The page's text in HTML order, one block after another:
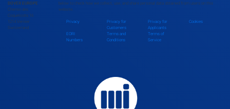
DOVER EUROPE
Chemin des
Coquelicots 16
1214 Vernier
Switzerland
below to check how we collect, use, and share personal data obtained from users on this
website.
Privacy
Privacy for
Customers
Privacy for
Applicants
Cookies
EORI
Numbers
Terms and
Conditions
Terms of
Service